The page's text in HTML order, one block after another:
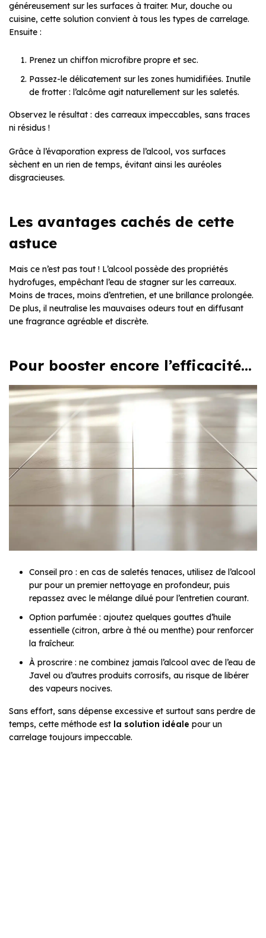
généreusement sur les surfaces à traiter. Mur, douche ou
cuisine, cette solution convient à tous les types de carrelage.
Ensuite :
Prenez un chiffon microfibre propre et sec.
Passez-le délicatement sur les zones humidifiées. Inutile
de frotter : l’alcôme agit naturellement sur les saletés.
Observez le résultat : des carreaux impeccables, sans traces
ni résidus !
Grâce à l’évaporation express de l’alcool, vos surfaces
sèchent en un rien de temps, évitant ainsi les auréoles
disgracieuses.
Les avantages cachés de cette
astuce
Mais ce n’est pas tout ! L’alcool possède des propriétés
hydrofuges, empêchant l’eau de stagner sur les carreaux.
Moins de traces, moins d’entretien, et une brillance prolongée.
De plus, il neutralise les mauvaises odeurs tout en diffusant
une fragrance agréable et discrète.
Pour booster encore l’efficacité…
Conseil pro : en cas de saletés tenaces, utilisez de l’alcool
pur pour un premier nettoyage en profondeur, puis
repassez avec le mélange dilué pour l’entretien courant.
Option parfumée : ajoutez quelques gouttes d’huile
essentielle (citron, arbre à thé ou menthe) pour renforcer
la fraîcheur.
À proscrire : ne combinez jamais l’alcool avec de l’eau de
Javel ou d’autres produits corrosifs, au risque de libérer
des vapeurs nocives.
Sans effort, sans dépense excessive et surtout sans perdre de
temps, cette méthode est la solution idéale pour un
carrelage toujours impeccable.